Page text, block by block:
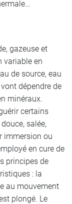
gazeuse et
variable en
de source, eau
dépendre de
minéraux.
certains
salée,
immersion ou
en cure de
principes de
: la
au mouvement
plongé. Le